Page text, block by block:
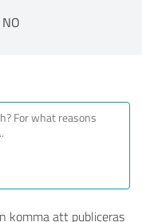
NO
komma att publiceras